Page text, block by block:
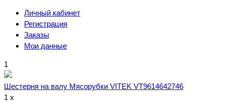
Личный кабинет
Регистрация
Заказы
Мои данные
1
Шестерня на валу Мясорубки VITEK VT9614642746
1 x